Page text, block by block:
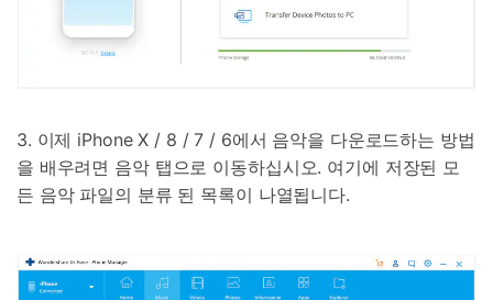
3. 이제 iPhone X / 8 / 7 / 6에서 음악을 다운로드하는 방법
을 배우려면 음악 탭으로 이동하십시오. 여기에 저장된 모
든 음악 파일의 분류 된 목록이 나열됩니다.